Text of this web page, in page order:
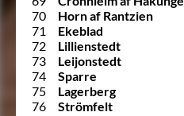
70
Horn af Rantzien
71
Ekeblad
72
Lillienstedt
73
Leijonstedt
74
Sparre
75
Lagerberg
76
Strömfelt